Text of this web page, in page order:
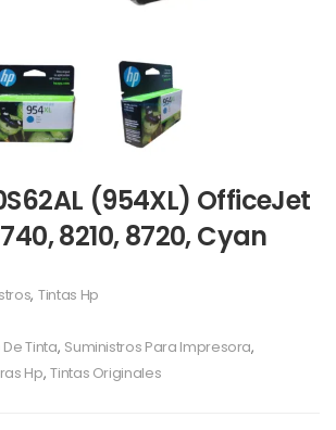
(954XL) OfficeJet
8210, 8720, Cyan
, Tintas Hp
Tinta, Suministros Para Impresora,
Hp, Tintas Originales